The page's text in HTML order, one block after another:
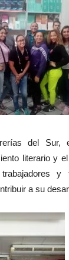
del Sur,
literario y
y
a su